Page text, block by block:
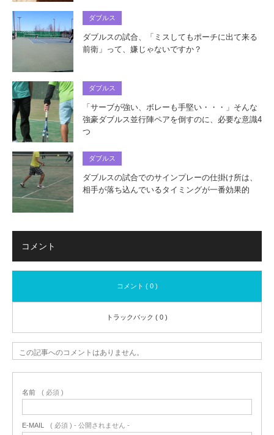
ダブルス
ダブルスの試合、「ミスしてもポーチに出て来る
前衛」って、嫌じゃないですか？
ダブルス
「サーブが強い、ボレーも手堅い・・・」そんな
強豪ダブルス並行陣ペアを倒すのに、必要な意識4
つ
ダブルス
ダブルスの試合でのサインプレーの仕掛け所は、
相手が落ち込んでいるタイミングが一番効果的
コメント
コメント ( 0 )
トラックバック ( 0 )
この記事へのコメントはありません。
名前 ( 必須 )
E-MAIL ( 必須 ) - 公開されません -